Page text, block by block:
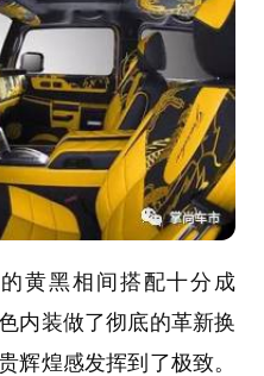
黄黑相间搭配十分成
内装做了彻底的革新换
辉煌感发挥到了极致。